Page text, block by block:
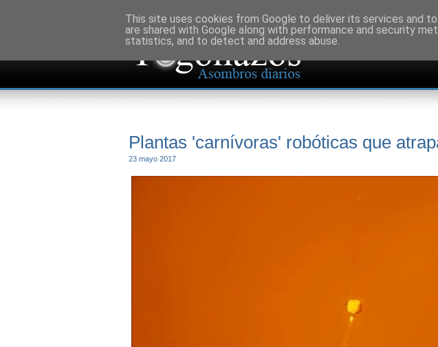
Plantas 'carnívoras' robóticas que
23 mayo 2017
This site uses cookies from Google to deliver its services and
are shared with Google along with performance and security
statistics, and to detect and address abuse.